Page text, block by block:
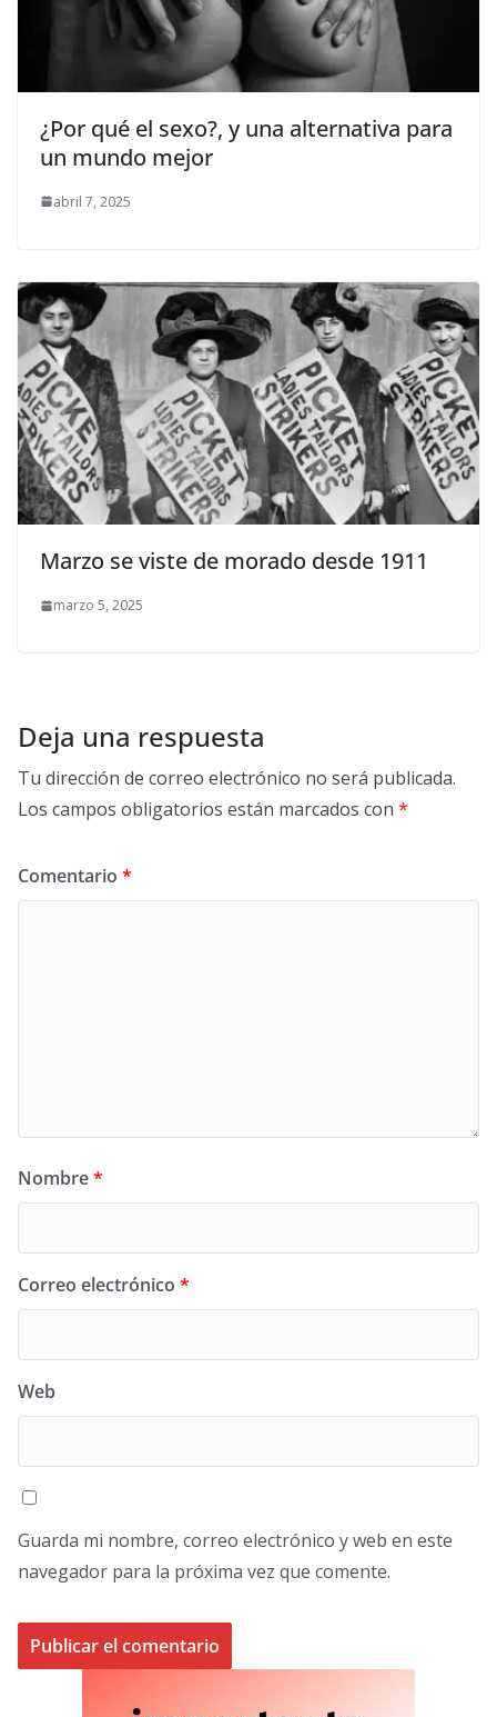
¿Por qué el sexo?, y una alternativa para
un mundo mejor
abril 7, 2025
Marzo se viste de morado desde 1911
marzo 5, 2025
Deja una respuesta
Tu dirección de correo electrónico no será publicada.
Los campos obligatorios están marcados con *
Comentario *
Nombre*
Correo electrónico *
Web
Guarda mi nombre, correo electrónico y web en este
navegador para la próxima vez que comente.